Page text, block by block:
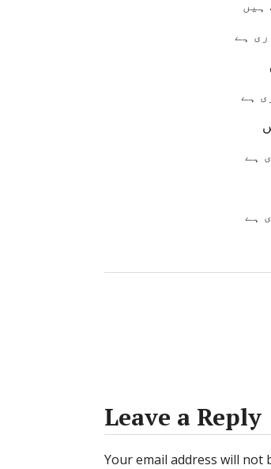
ہیں
ہے
ہے
ہے
ہے
Leave a Reply
Your email address will not